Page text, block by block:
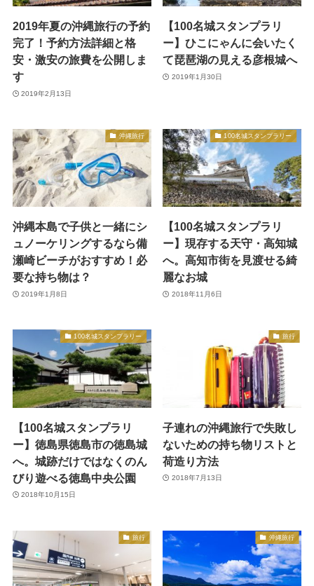
2019年夏の沖縄旅行の予約
完了！予約方法詳細と格
安・激安の旅費を公開しま
す
2019年2月13日
【100名城スタンプラリ
ー】ひこにゃんに会いたく
て琵琶湖の見える彦根城へ
2019年1月30日
沖縄旅行
沖縄本島で子供と一緒にシ
ュノーケリングするなら備
瀬崎ビーチがおすすめ！必
要な持ち物は？
2019年1月8日
100名城スタンプラリー
【100名城スタンプラリ
ー】現存する天守・高知城
へ。高知市街を見渡せる綺
麗なお城
2018年11月6日
100名城スタンプラリー
【100名城スタンプラリ
ー】徳島県徳島市の徳島城
へ。城跡だけではなくのん
びり遊べる徳島中央公園
2018年10月15日
旅行
子連れの沖縄旅行で失敗し
ないための持ち物リストと
荷造り方法
2018年7月13日
旅行 沖縄旅行